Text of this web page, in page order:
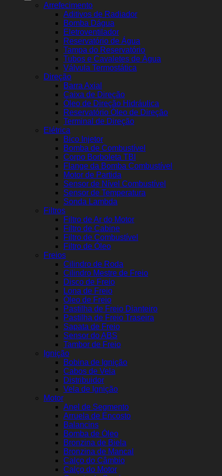
Arrefecimento
Aditivos de Radiador
Bomba Dágua
Eletroventilador
Reservatório de Água
Tampa do Reservatório
Tubos e Cavaletes de Água
Válvula Termostática
Direção
Barra Axial
Caixa de Direção
Óleo de Direção Hidráulica
Reservatório Óleo de Direção
Terminal de Direção
Elétrica
Bico Injetor
Bomba de Combustível
Corpo Borboleta TBI
Flange da Bomba Combustível
Motor de Partida
Sensor de Nível Combustível
Sensor de Temperatura
Sonda Lambda
Filtros
Filtro de Ar do Motor
Filtro de Cabine
Filtro de Combustível
Filtro de Óleo
Freios
Cilindro de Roda
Cilindro Mestre de Freio
Disco de Freio
Lona de Freio
Óleo de Freio
Pastilha de Freio Dianteiro
Pastilha de Freio Traseira
Sapata de Freio
Sensor do ABS
Tambor de Freio
Ignição
Bobina de Ignição
Cabos de Vela
Distribuidor
Vela de Ignição
Motor
Anel de Segmento
Arruela de Encosto
Balancins
Bomba de Óleo
Bronzina de Biela
Bronzina de Mancal
Calço do Câmbio
Calço do Motor